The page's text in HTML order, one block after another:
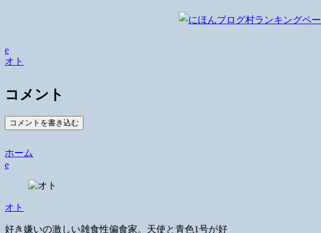
e
オト
コメント
コメントを書き込む
ホーム
e
オト
好き嫌いの激しい雑食性偏食家。天使と青色1号が好